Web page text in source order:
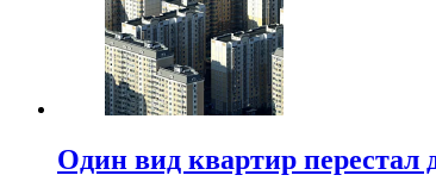
Один вид квартир перестал